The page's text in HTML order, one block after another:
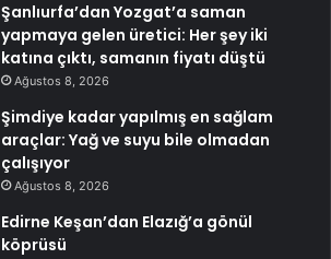
Şanlıurfa’dan Yozgat’a saman
yapmaya gelen üretici: Her şey iki
katına çıktı, samanın fiyatı düştü
Ağustos 8, 2026
Şimdiye kadar yapılmış en sağlam
araçlar: Yağ ve suyu bile olmadan
çalışıyor
Ağustos 8, 2026
Edirne Keşan’dan Elazığ’a gönül
köprüsü